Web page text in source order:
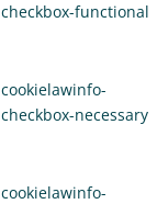
checkbox-functional
cookielawinfo-
checkbox-necessary
cookielawinfo-